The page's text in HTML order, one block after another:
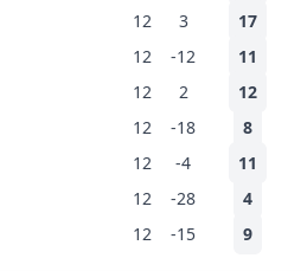
12 3 17
12 -12 11
12 2 12
12 -18 8
12 -4 11
12 -28 4
12 -15 9